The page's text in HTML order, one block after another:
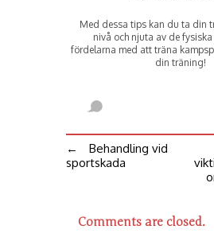
Med dessa tips kan du ta din
nivå och njuta av de
fördelarna med att träna
din träning!
←
Behandling vid
sportskada
Comments are closed.